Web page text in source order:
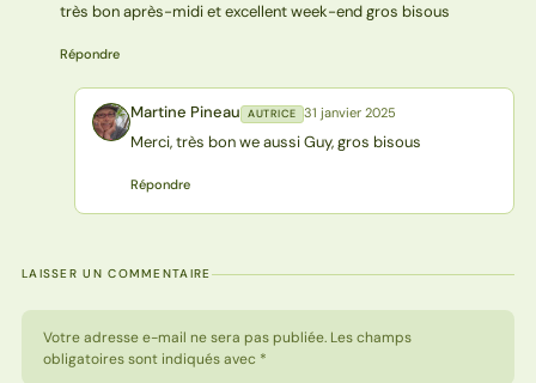
très bon après-midi et excellent week-end gros bisous
Répondre
MP Martine Pineau AUTRICE 31 janvier 2025
Merci, très bon we aussi Guy, gros bisous
Répondre
LAISSER UN COMMENTAIRE
Votre adresse e-mail ne sera pas publiée. Les champs
obligatoires sont indiqués avec *